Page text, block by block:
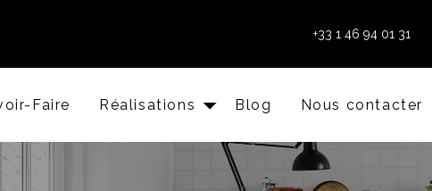
+33 1 46 94 01 31
Faire Réalisations Blog Nous contacter